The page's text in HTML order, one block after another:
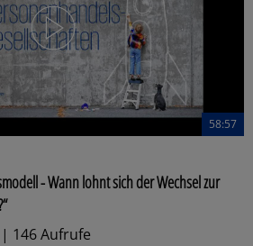
58:57
- Wann lohnt sich der Wechsel zur
| 146 Aufrufe